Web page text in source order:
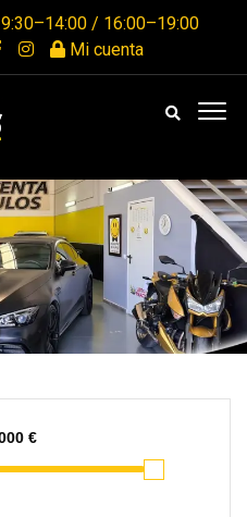
9:30–14:00 / 16:00–19:00
Mi cuenta